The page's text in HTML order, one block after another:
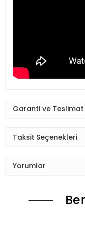
Garanti ve Teslimat
Taksit Seçenekleri
Yorumlar